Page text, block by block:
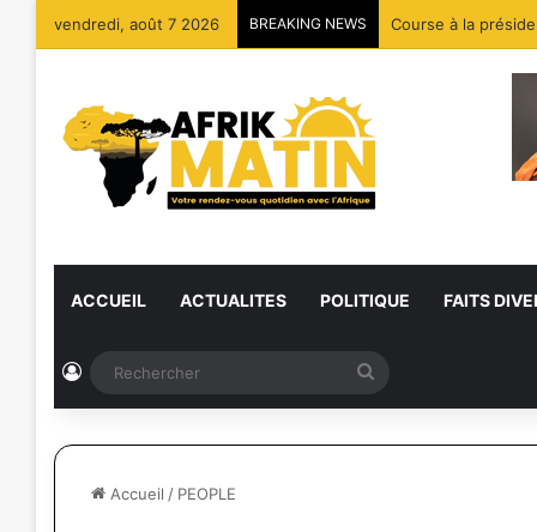
vendredi, août 7 2026 BREAKING NEWS Course à la
ACCUEIL ACTUALITES POLITIQUE FAITS
Connexion
Accueil / PEOPLE